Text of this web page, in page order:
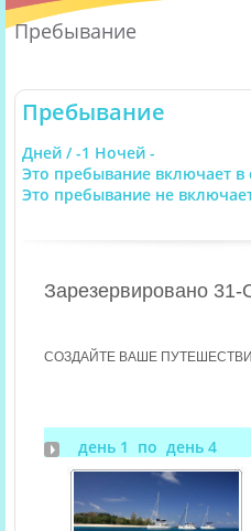
Пребывание
Пребывание
Дней / -1 Ночей -
Это пребывание включает в
Это пребывание не
Зарезервировано 31-
СОЗДАЙТЕ ВАШЕ
день 1 по день 4